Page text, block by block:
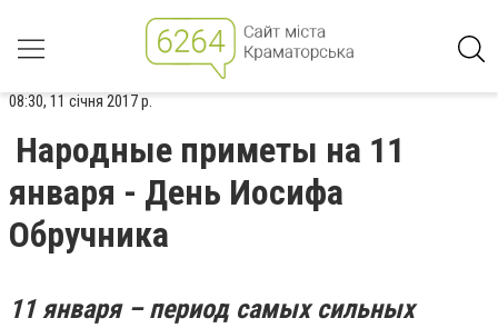
08:30, 11 січня 2017 р.
Народные приметы на 11
января - День Иосифа
Обручника
11 января – период самых сильных